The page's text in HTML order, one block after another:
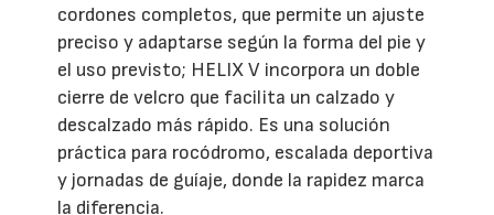
cordones completos, que permite un ajuste
preciso y adaptarse según la forma del pie y
el uso previsto; HELIX V incorpora un doble
cierre de velcro que facilita un calzado y
descalzado más rápido. Es una solución
práctica para rocódromo, escalada deportiva
y jornadas de guíaje, donde la rapidez marca
la diferencia.